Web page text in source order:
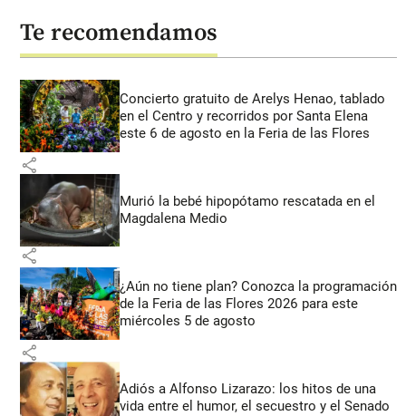
Te recomendamos
Concierto gratuito de Arelys Henao, tablado
en el Centro y recorridos por Santa Elena
este 6 de agosto en la Feria de las Flores
share
Murió la bebé hipopótamo rescatada en el
Magdalena Medio
share
¿Aún no tiene plan? Conozca la programación
de la Feria de las Flores 2026 para este
miércoles 5 de agosto
share
Adiós a Alfonso Lizarazo: los hitos de una
vida entre el humor, el secuestro y el Senado